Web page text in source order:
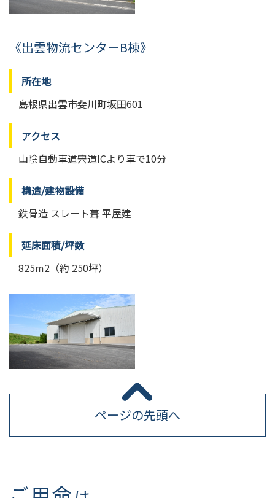
《出雲物流センターB棟》
所在地
島根県出雲市斐川町坂田601
アクセス
山陰自動車道宍道ICより車で10分
構造/建物設備
鉄骨造 スレート葺 平屋建
延床面積/坪数
825m2（約 250坪）
ページの先頭へ